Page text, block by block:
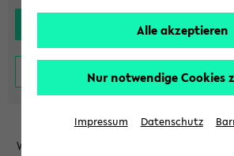
Wählen Sie die Einrichtung aus und/
Alle akzeptieren
Nur notwendige Cookies
Impressum Datenschutz